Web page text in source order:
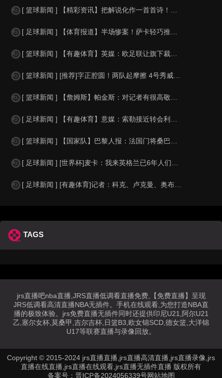
[ 篮球新闻 ] 【精彩资讯】把解说化作一首首诗！贺炜本届世界杯金句合集
[ 足球新闻 ] 【体育报道】半场惨案！萨卡轻巧推射双响，英格兰4-0领先法国
[ 篮球新闻 ] 【有趣体育】英媒：欧足联让旗下裁判避免像世界杯一样，用VAR
[ 篮球新闻 ] [推荐]字正腔圆！两队起摩擦 4号秀威尔逊大声嘲讽卡卢马:W
[ 篮球新闻 ] 【詹姆斯】帕金斯：对记者有很高敬意 Windhorst绝不是
[ 足球新闻 ] 【有趣体育】意媒：索勒接近转会利兹联，乌迪内斯有意米兰后卫F
[ 篮球新闻 ] 【国家队】巴黎人报：法国门将桑巴小腿受伤，提前结束了训练
[ 足球新闻 ] [世界杯]麦卡：我来英格兰已6年人们对我很好，但和英格兰的比
[ 足球新闻 ] [有趣体育]记者：科克、卢克曼、奥布拉克参加马竞训练，卡尔多
TAGS
jrs直播吧nba直播,JRS直播低调看直播免费,【免费直播】呈现
JRS低调看高清直播NBA无插件。手机在线观看,为您打造NBA直
播的极致体验。jrs免费直播无插件同时还提供印尼U21,阿尔U21
乙,塞尔女杯,莫桑甲,吉尔吉杯,日篮B3,欧女锦SCD,德女篮,大洋锦
U17等联赛直播与录像回放。
Copyright © 2015-2024 jrs直播直播,jrs直播高清直播,jrs直播录像,jrs
直播在线直播,jrs直播在线观看,jrs直播无插件直播 版权所有
备案号： 晋ICP备2024056339号网站地图